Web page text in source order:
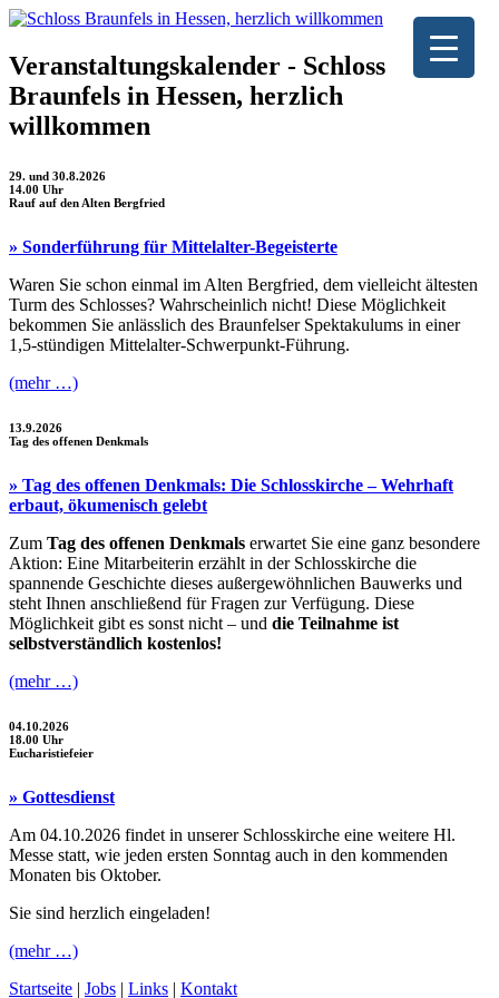
Veranstaltungskalender - Schloss
Braunfels in Hessen, herzlich
willkommen
29. und 30.8.2026
14.00 Uhr
Rauf auf den Alten Bergfried
» Sonderführung für Mittelalter-Begeisterte
Waren Sie schon einmal im Alten Bergfried, dem vielleicht ältesten
Turm des Schlosses? Wahrscheinlich nicht! Diese Möglichkeit
bekommen Sie anlässlich des Braunfelser Spektakulums in einer
1,5-stündigen Mittelalter-Schwerpunkt-Führung.
(mehr …)
13.9.2026
Tag des offenen Denkmals
» Tag des offenen Denkmals: Die Schlosskirche – Wehrhaft
erbaut, ökumenisch gelebt
Zum Tag des offenen Denkmals erwartet Sie eine ganz besondere
Aktion: Eine Mitarbeiterin erzählt in der Schlosskirche die
spannende Geschichte dieses außergewöhnlichen Bauwerks und
steht Ihnen anschließend für Fragen zur Verfügung. Diese
Möglichkeit gibt es sonst nicht – und die Teilnahme ist
selbstverständlich kostenlos!
(mehr …)
04.10.2026
18.00 Uhr
Eucharistiefeier
» Gottesdienst
Am 04.10.2026 findet in unserer Schlosskirche eine weitere Hl.
Messe statt, wie jeden ersten Sonntag auch in den kommenden
Monaten bis Oktober.
Sie sind herzlich eingeladen!
(mehr …)
Startseite | Jobs | Links | Kontakt